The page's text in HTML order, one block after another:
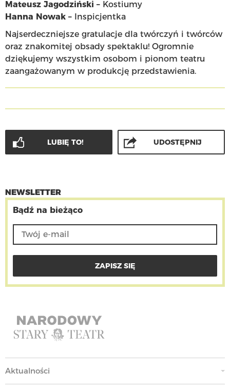
Mateusz Jagodziński – Kostiumy
Hanna Nowak – Inspicjentka
Najserdeczniejsze gratulacje dla twórczyń i twórców
oraz znakomitej obsady spektaklu! Ogromnie
dziękujemy wszystkim osobom i pionom teatru
zaangażowanym w produkcję przedstawienia.
LUBIĘ TO! UDOSTĘPNIJ
NEWSLETTER
Bądź na bieżąco
Aktualności